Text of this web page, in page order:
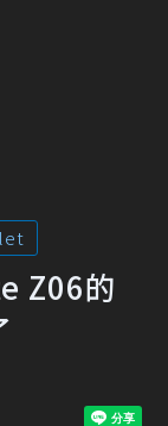
Z06的